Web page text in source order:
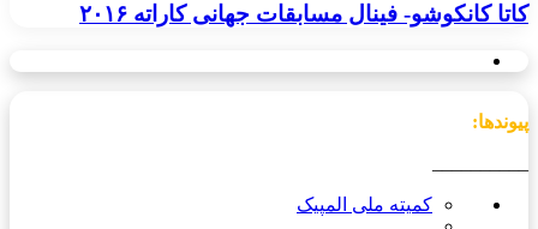
کاتا کانکوشو- فینال مسابقات جهانی کاراته ۲۰۱۶
پیوندها:
کمیته ملی المپیک